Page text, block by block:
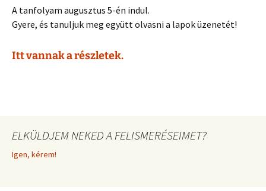
A tanfolyam augusztus 5-én indul.
Gyere, és tanuljuk meg együtt olvasni a lapok üzenetét!
Itt vannak a részletek.
ELKÜLDJEM NEKED A FELISMERÉSEIMET?
Igen, kérem!